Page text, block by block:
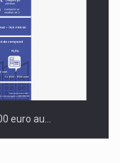
euro au…